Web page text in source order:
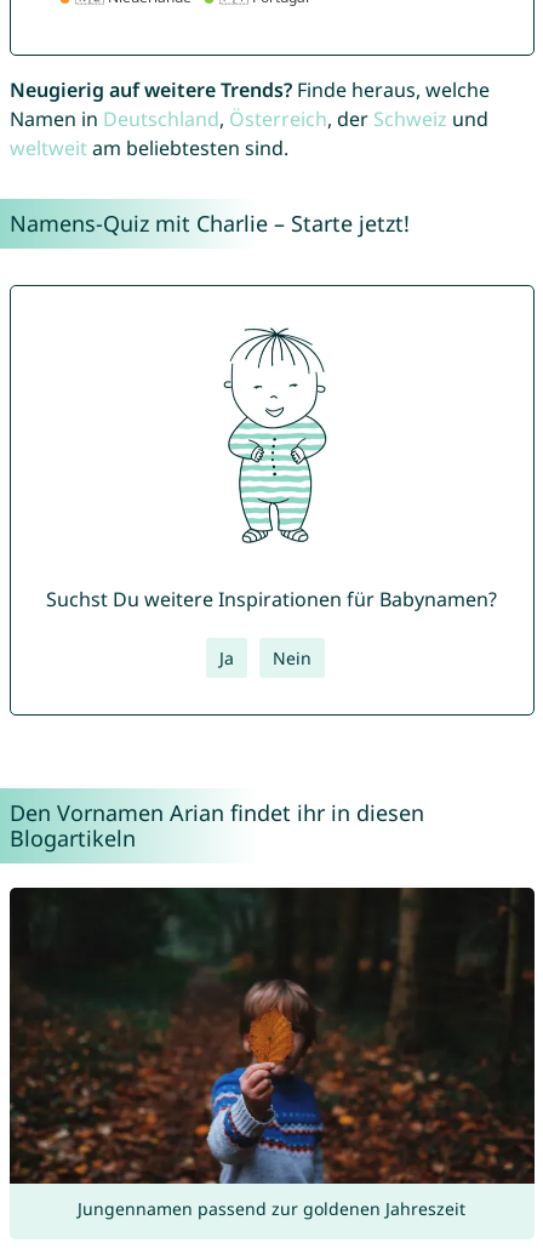
Neugierig auf weitere Trends?Finde heraus, welche
Namen in Deutschland, Österreich, der Schweiz und
weltweitam beliebtesten sind.
Namens-Quiz mit Charlie – Starte jetzt!
Suchst Du weitere Inspirationen für Babynamen?
Ja Nein
Den Vornamen Arian findet ihr in diesen
Blogartikeln
Jungennamen passend zur goldenen Jahreszeit